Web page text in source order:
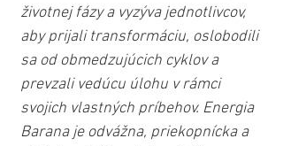
životnej fázy a vyzýva jednotlivcov,
aby prijali transformáciu, oslobodili
sa od obmedzujúcich cyklov a
prevzali vedúcu úlohu v rámci
svojich vlastných príbehov. Energia
Barana je odvážna, priekopnícka a